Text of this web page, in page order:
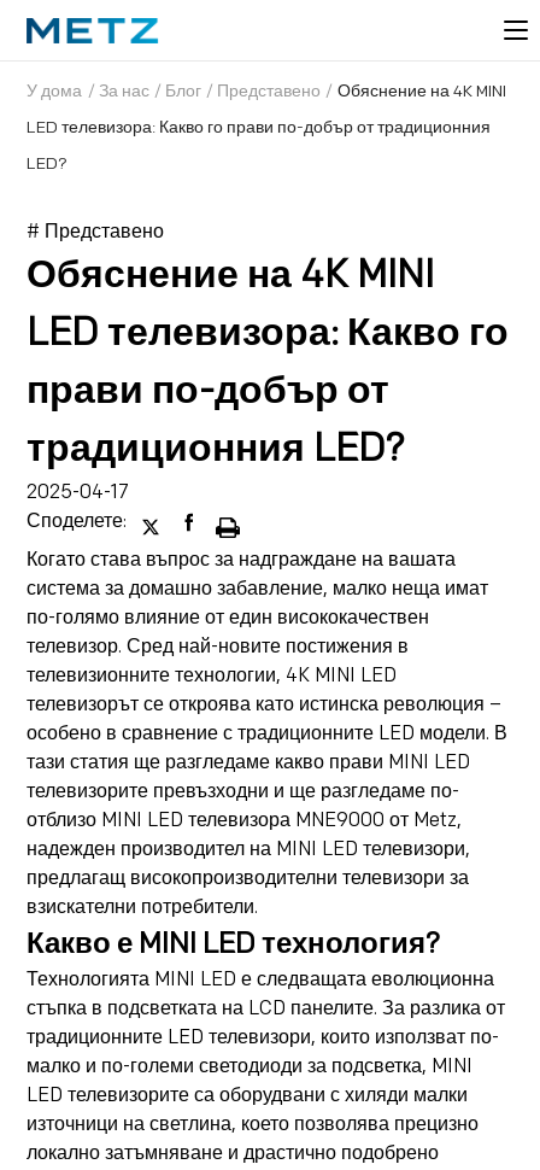
У дома / За нас / Блог / Представено / Обяснение на 4K MINI
LED телевизора: Какво го прави по-добър от традиционния
LED?
# Представено
Обяснение на 4K MINI
LED телевизора: Какво го
прави по-добър от
традиционния LED?
2025-04-17
Споделете:
Когато става въпрос за надграждане на вашата
система за домашно забавление, малко неща имат
по-голямо влияние от един висококачествен
телевизор. Сред най-новите постижения в
телевизионните технологии, 4K MINI LED
телевизорът се откроява като истинска революция –
особено в сравнение с традиционните LED модели. В
тази статия ще разгледаме какво прави MINI LED
телевизорите превъзходни и ще разгледаме по-
отблизо MINI LED телевизора MNE9000 от Metz,
надежден производител на MINI LED телевизори,
предлагащ високопроизводителни телевизори за
взискателни потребители.
Какво е MINI LED технология?
Технологията MINI LED е следващата еволюционна
стъпка в подсветката на LCD панелите. За разлика от
традиционните LED телевизори, които използват по-
малко и по-големи светодиоди за подсветка, MINI
LED телевизорите са оборудвани с хиляди малки
източници на светлина, което позволява прецизно
локално затъмняване и драстично подобрено